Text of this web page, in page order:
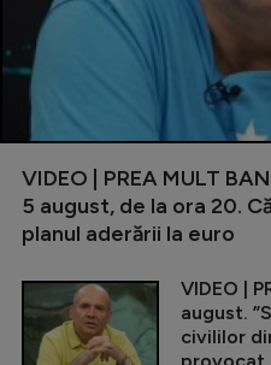
VIDEO | PREA MULT
5 august, de la ora 20.
planul aderării la euro
VIDEO |
august.
civililor